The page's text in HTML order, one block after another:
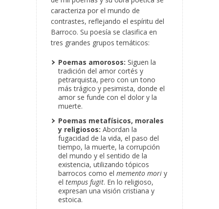
caracteriza por el mundo de
contrastes, reflejando el espíritu del
Barroco. Su poesía se clasifica en
tres grandes grupos temáticos:
Poemas amorosos: Siguen la
tradición del amor cortés y
petrarquista, pero con un tono
más trágico y pesimista, donde el
amor se funde con el dolor y la
muerte.
Poemas metafísicos, morales
y religiosos: Abordan la
fugacidad de la vida, el paso del
tiempo, la muerte, la corrupción
del mundo y el sentido de la
existencia, utilizando tópicos
barrocos como el memento mori y
el tempus fugit. En lo religioso,
expresan una visión cristiana y
estoica.